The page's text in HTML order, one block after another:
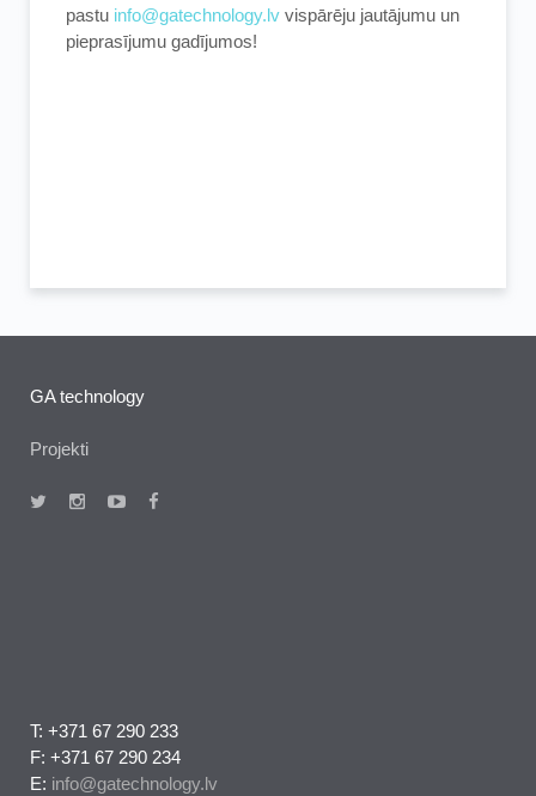
pastu info@gatechnology.lv vispārēju jautājumu un
pieprasījumu gadījumos!
GA technology
Projekti
T: +371 67 290 233
F: +371 67 290 234
E: info@gatechnology.lv